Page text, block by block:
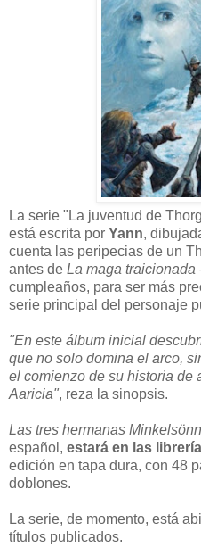
La serie "La juventud de
está escrita por Yann,
cuenta las peripecias de un
antes de La maga traicionada
cumpleaños, para ser más
serie principal del personaje
"En este álbum inicial
que no solo domina el arco,
el comienzo de su historia de
Aaricia", reza la sinopsis.
Las tres hermanas Minkelsönn
español, estará en las
edición en tapa dura, con 48
doblones.
La serie, de momento, está
títulos publicados.